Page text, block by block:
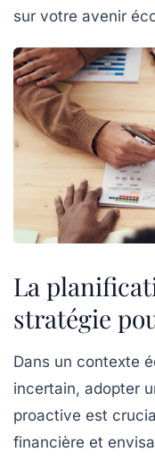
sur votre avenir
La
stratégie
Dans un contexte
incertain, adopter
proactive est
financière et